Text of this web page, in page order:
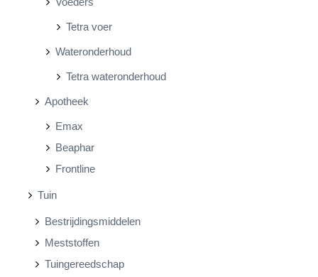
Tetra voer
Wateronderhoud
Tetra wateronderhoud
Apotheek
Emax
Beaphar
Frontline
Tuin
Bestrijdingsmiddelen
Meststoffen
Tuingereedschap